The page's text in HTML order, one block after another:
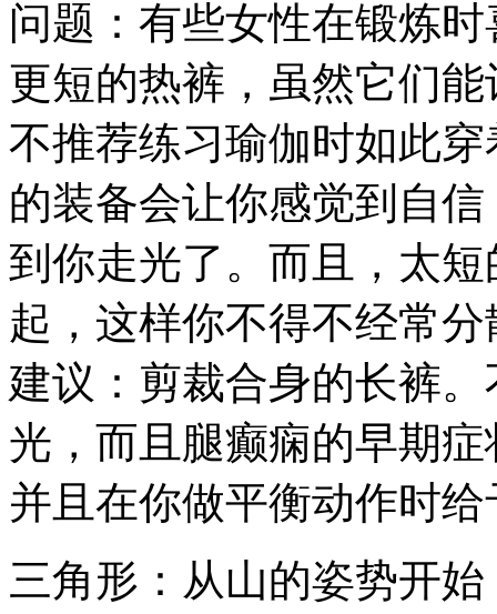
问题：有些女性在锻炼
更短的热裤，虽然它们
不推荐练习瑜伽时如此
的装备会让你感觉到自
到你走光了。而且，太
起，这样你不得不经常
建议：剪裁合身的长裤
光，而且腿癫痫的早期
并且在你做平衡动作时
三角形：从山的姿势开